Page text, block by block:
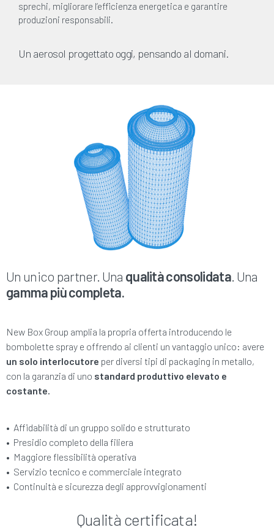
sprechi, migliorare l’efficienza energetica e garantire
produzioni responsabili.
Un aerosol progettato oggi, pensando al domani.
Un unico partner. Una qualità consolidata. Una
gamma più completa.
New Box Group amplia la propria offerta introducendo le
bombolette spray e offrendo ai clienti un vantaggio unico: avere
un solo interlocutore per diversi tipi di packaging in metallo,
con la garanzia di uno standard produttivo elevato e
costante.
• Affidabilità di un gruppo solido e strutturato
• Presidio completo della filiera
• Maggiore flessibilità operativa
• Servizio tecnico e commerciale integrato
• Continuità e sicurezza degli approvvigionamenti
Qualità certificata!